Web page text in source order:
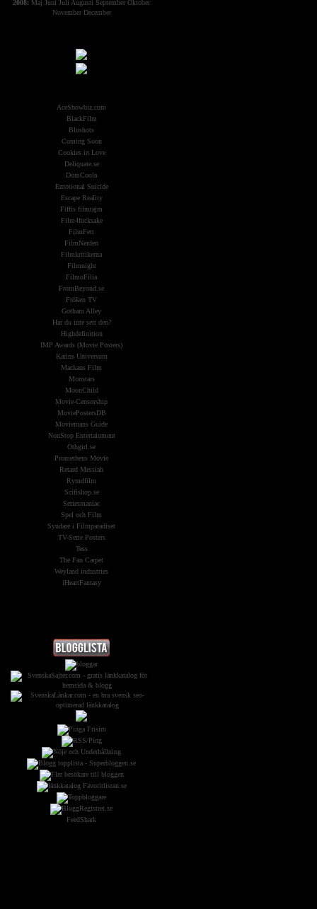
2008: Maj Juni Juli Augusti September Oktober
November December
AceShowbiz.com
BlackFilm
Blushots
Coming Soon
Cookies in Love
Deliquate.se
DomCoola
Emotional Suicide
Escape Reality
Fiffis filmtajm
Film4fucksake
FilmFett
FilmNerden
Filmkritikerna
Filmnight
FilmoFilia
FromBeyond.se
Fröken TV
Gotham Alley
Har du inte sett den?
Highdefinition
IMP Awards (Movie Posters)
Karins Universum
Mackans Film
Monstars
MoonChild
Movie-Censorship
MoviePostersDB
Moviemans Guide
NonStop Entertainment
Othgirl.se
Prometheus Movie
Retard Messiah
Rymdfilm
Scifishop.se
Seriesmaniac
Spel och Film
Syndare i Filmparadiset
TV-Serie Posters
Tess
The Fan Carpet
Weyland industries
iHeartFantasy
FeedShark